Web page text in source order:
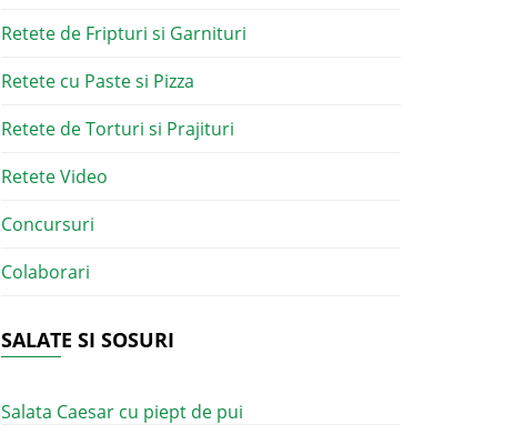
Retete de Fripturi si Garnituri
Retete cu Paste si Pizza
Retete de Torturi si Prajituri
Retete Video
Concursuri
Colaborari
SALATE SI SOSURI
Salata Caesar cu piept de pui